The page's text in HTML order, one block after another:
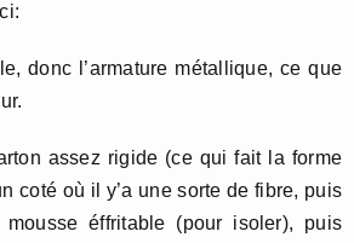
donc l’armature métallique, ce que
assez rigide (ce qui fait la forme
coté où il y’a une sorte de fibre, puis
éffritable (pour isoler), puis